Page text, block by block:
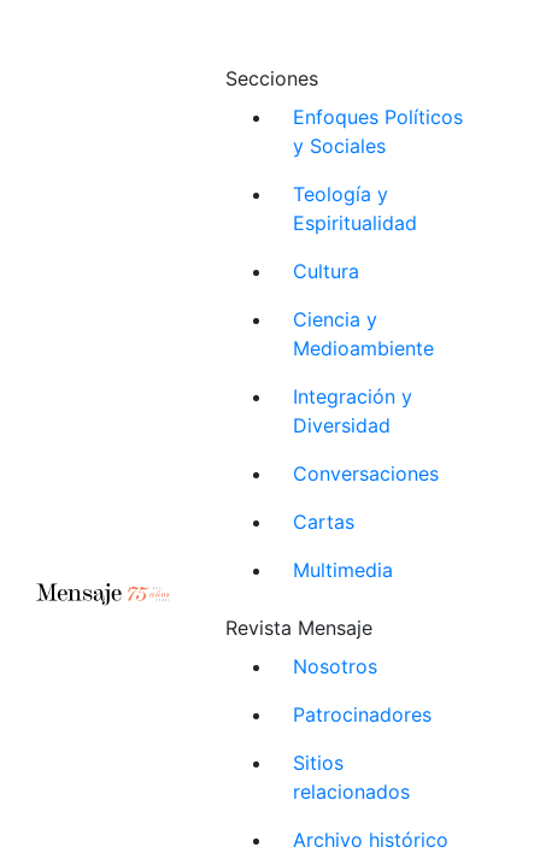
Secciones
Enfoques Políticos
y Sociales
Teología y
Espiritualidad
Cultura
Ciencia y
Medioambiente
Integración y
Diversidad
Conversaciones
Cartas
Multimedia
Revista Mensaje
Nosotros
Patrocinadores
Sitios
relacionados
Archivo histórico